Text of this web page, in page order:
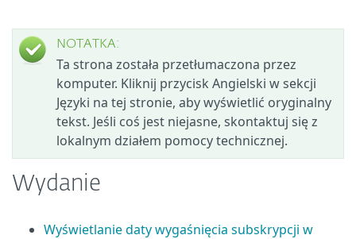
NOTATKA:
Ta strona została przetłumaczona przez
komputer. Kliknij przycisk Angielski w sekcji
Języki na tej stronie, aby wyświetlić oryginalny
tekst. Jeśli coś jest niejasne, skontaktuj się z
lokalnym działem pomocy technicznej.
Wydanie
Wyświetlanie daty wygaśnięcia subskrypcji w